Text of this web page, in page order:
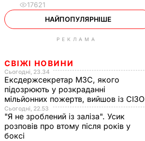
17621
НАЙПОПУЛЯРНІШЕ
РЕКЛАМА
СВІЖІ НОВИНИ
Сьогодні, 23.34
Ексдержсекретар МЗС, якого
підозрюють у розкраданні
мільйонних пожертв, вийшов із СІЗО
Сьогодні, 22.53
"Я не зроблений із заліза". Усик
розповів про втому після років у
боксі